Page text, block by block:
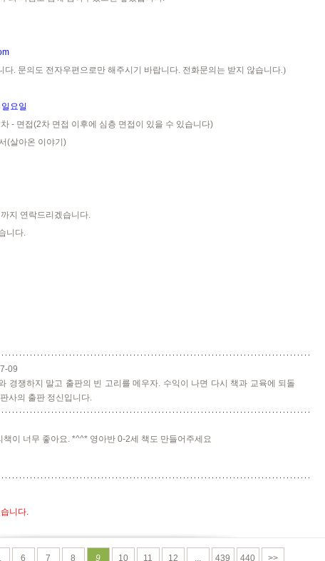
다. 문의도 전자우편으로만 해주시기 바랍니다. 전화문의는 받지 않습니다.)
일요일
차 - 면접(2차 면접 이후에 심층 면접이 있을 수 있습니다)
(살아온 이야기 )
까지 연락드리겠습니다
니다.
09
경쟁하지 말고 출판의 빈 고리를 메우자. 수익이 나면 다시 책과 교육에 되돌
사의 출판 정신입니다.
책이 너무 좋아요. *^^* 영아반 0-2세 책도 만들어주세요
니다.
6 7 8 9 10 11 12 ... 439 440 >>